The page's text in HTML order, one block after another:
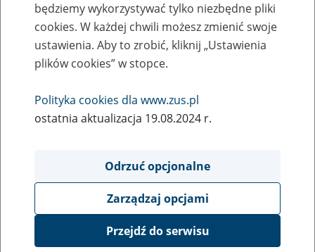
Konkurs na poprawę bezpieczeństwa i
higieny pracy - lista rankingowa
21
grudnia
2020
zdolności do pracy przez cały okres aktywności zawodowej
realizowane w 2021 r. (Konkurs Nr 2020.01) w Biuletynie
Informacji Publicznej ogłosiliśmy Listę rankingową
Wnioskodawców, którzy uzyskali pozytywną ocenę
merytoryczną.
będziemy wykorzystywać tylko niezbędne pliki
cookies. W każdej chwili możesz zmienić swoje
ustawienia. Aby to zrobić, kliknij „Ustawienia
plików cookies” w stopce.
Polityka cookies dla www.zus.pl
ostatnia aktualizacja 19.08.2024 r.
Odrzuć opcjonalne
Zarządzaj opcjami
Przejdź do serwisu